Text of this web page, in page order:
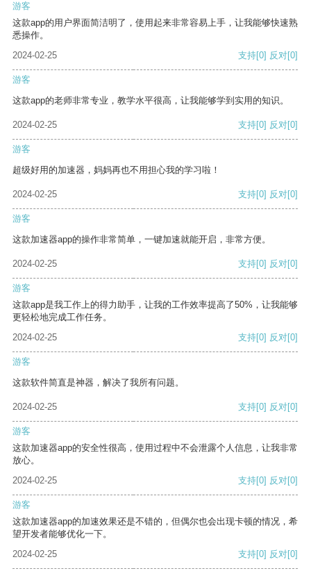
游客
这款app的用户界面简洁明了，使用起来非常容易上手，让我能够快速熟
悉操作。
2024-02-25
支持[0] 反对[0]
游客
这款app的老师非常专业，教学水平很高，让我能够学到实用的知识。
2024-02-25 支持[0] 反对[0]
游客
超级好用的加速器，妈妈再也不用担心我的学习啦！
2024-02-25 支持[0] 反对[0]
游客
这款加速器app的操作非常简单，一键加速就能开启，非常方便。
2024-02-25 支持[0] 反对[0]
游客
这款app是我工作上的得力助手，让我的工作效率提高了50%，让我能够
更轻松地完成工作任务。
2024-02-25
支持[0] 反对[0]
游客
这款软件简直是神器，解决了我所有问题。
2024-02-25 支持[0] 反对[0]
游客
这款加速器app的安全性很高，使用过程中不会泄露个人信息，让我非常
放心。
2024-02-25
支持[0] 反对[0]
游客
这款加速器app的加速效果还是不错的，但偶尔也会出现卡顿的情况，希
望开发者能够优化一下。
2024-02-25
支持[0] 反对[0]